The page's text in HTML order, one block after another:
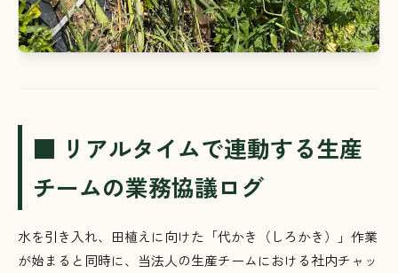
■ リアルタイムで連動する生産
チームの業務協議ログ
水を引き入れ、田植えに向けた「代かき（しろかき）」作業
が始まると同時に、当法人の生産チームにおける社内チャッ